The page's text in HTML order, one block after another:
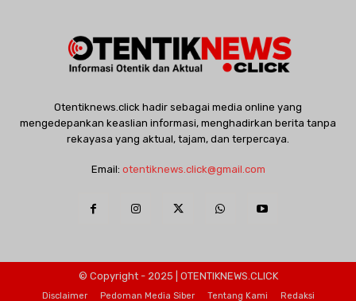
Otentiknews.click hadir sebagai media online yang
mengedepankan keaslian informasi, menghadirkan berita tanpa
rekayasa yang aktual, tajam, dan terpercaya.
Email: otentiknews.click@gmail.com
© Copyright - 2025 | OTENTIKNEWS.CLICK
Disclaimer Pedoman Media Siber Tentang Kami Redaksi